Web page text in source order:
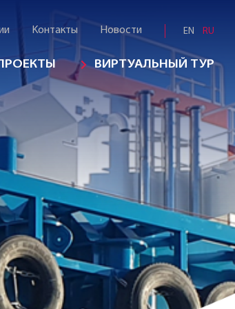
Kонтакты Новости EN RU
ВИРТУАЛЬНЫЙ ТУР